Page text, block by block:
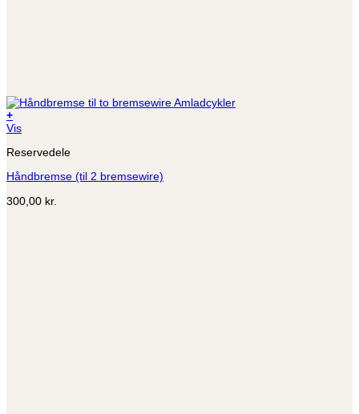
+
Vis
Reservedele
Håndbremse (til 2 bremsewire)
300,00 kr.